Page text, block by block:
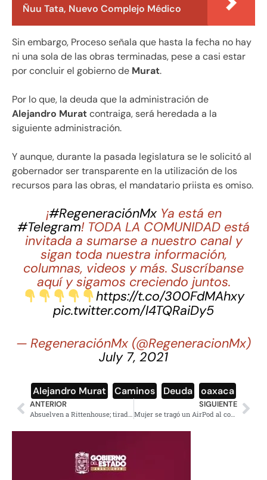
Ñuu Tata, Nuevo Complejo Médico
Sin embargo, Proceso señala que hasta la fecha no hay
ni una sola de las obras terminadas, pese a casi estar
por concluir el gobierno de Murat.
Por lo que, la deuda que la administración de
Alejandro Muratcontraiga, será heredada a la
siguiente administración.
Y aunque, durante la pasada legislatura se le solicitó al
gobernador ser transparente en la utilización de los
recursos para las obras, el mandatario priista es omiso.
¡#RegeneraciónMxYa está en
#Telegram! TODA LA COMUNIDAD está
invitada a sumarse a nuestro canal y
sigan toda nuestra información,
columnas, videos y más. Suscríbanse
aquí y sigamos creciendo juntos.
https://t.co/300FdMAhxy
pic.twitter.com/I4TQRaiDy5
— RegeneraciónMx (@RegeneracionMx)
July 7, 2021
Alejandro Murat Caminos Deuda oaxaca
ANTERIOR SIGUIENTE
Mujer se tragó un AirPod al confundirlo con una pastilla de ibuprofeno